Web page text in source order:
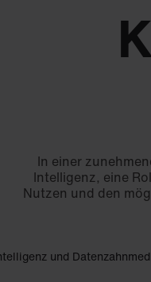
In einer
Intelligenz, eine
Nutzen und den